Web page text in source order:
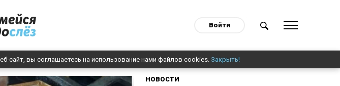
Войти
сайт, вы соглашаетесь на использование нами файлов cookies. Закрыть!
НОВОСТИ